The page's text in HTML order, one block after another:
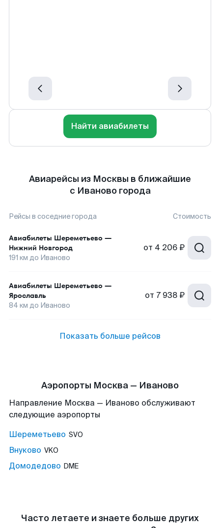
Найти авиабилеты
Авиарейсы из Москвы в ближайшие
с Иваново города
Рейсы в соседние города Стоимость
Авиабилеты Шереметьево —
Нижний Новгород
191 км до Иваново
от 4 206 ₽
Авиабилеты Шереметьево —
Ярославль
84 км до Иваново
от 7 938 ₽
Показать больше рейсов
Аэропорты Москва — Иваново
Направление Москва — Иваново обслуживают
следующие аэропорты
Шереметьево SVO
Внуково VKO
Домодедово DME
Часто летаете и знаете больше других